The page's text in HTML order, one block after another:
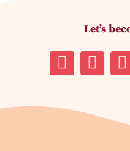
Let’s